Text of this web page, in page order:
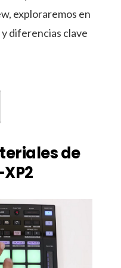
exploraremos en
diferencias clave
de